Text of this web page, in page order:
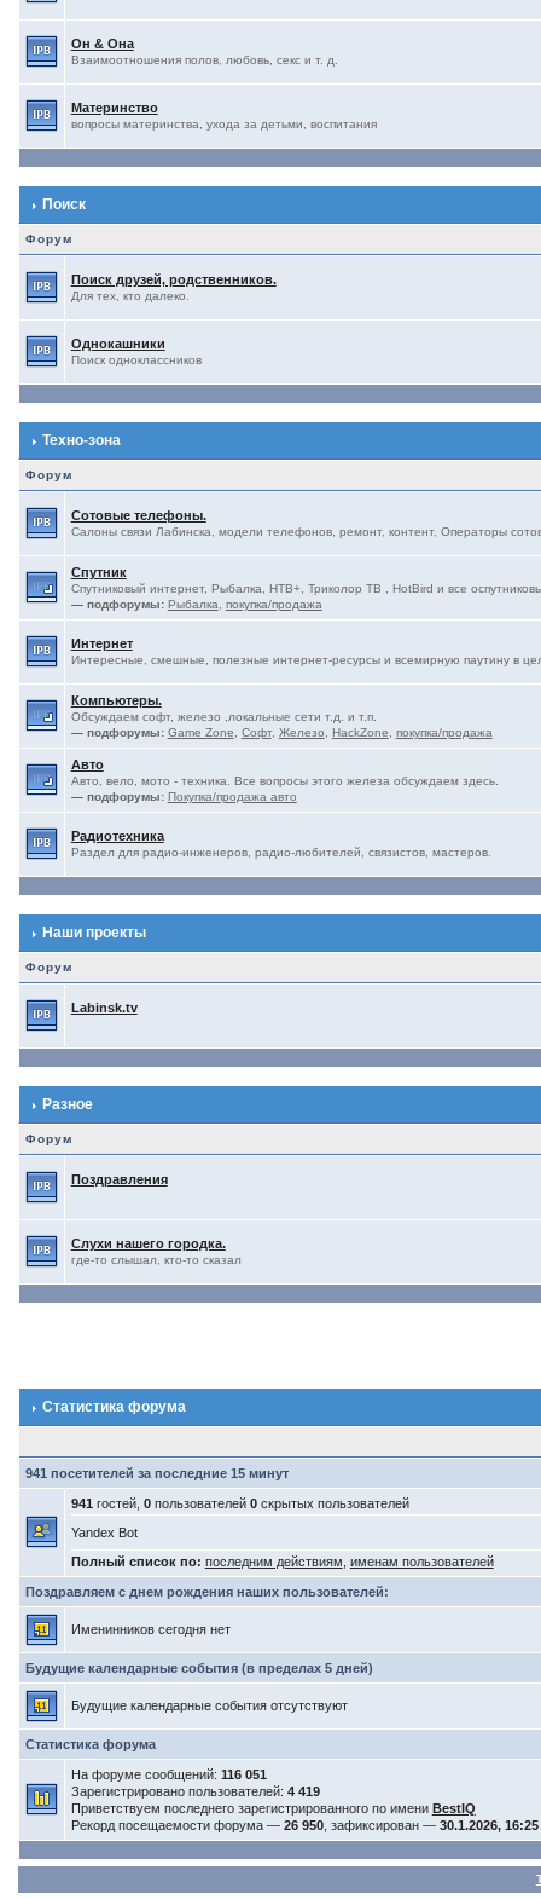
Он & Она
Взаимоотношения полов, любовь, секс и т. д.
Материнство
вопросы материнства, ухода за детьми, воспитания
Поиск
Форум
Поиск друзей, родственников.
Для тех, кто далеко.
Однокашники
Поиск одноклассников
Техно-зона
Форум
Сотовые телефоны.
Салоны связи Лабинска, модели телефонов, ремонт, контент, Операторы
Спутник
Спутниковый интернет, Рыбалка, НТВ+, Триколор ТВ , HotBird и все
— подфорумы: Рыбалка покупка/продажа
Интернет
Интересные, смешные, полезные интернет-ресурсы и всемирную паутину в
Компьютеры.
Обсуждаем софт, железо ,локальные сети т.д. и т.п.
— подфорумы: Game Zone Софт, Железо HackZone покупка/продажа
Авто
Авто, вело, мото - техника. Все вопросы этого железа обсуждаем здесь.
— подфорумы: Покупка/продажа авто
Радиотехника
Раздел для радио-инженеров, радио-любителей, связистов, мастеров.
Наши проекты
Форум
Labinsk.tv
Разное
Форум
Поздравления
Слухи нашего городка.
где-то слышал, кто-то сказал
Статистика форума
941 посетителей за последние 15 минут
941 гостей, 0пользователей 0скрытых пользователей
Yandex Bot
Полный список по: последним действиям именам пользователей
Поздравляем с днем рождения наших пользователей:
Именинников сегодня нет
Будущие календарные события (в пределах 5 дней)
Будущие календарные события отсутствуют
Статистика форума
На форуме сообщений: 116 051
Зарегистрировано пользователей: 4 419
Приветствуем последнего зарегистрированного по имени BestIQ
Рекорд посещаемости форума — 26 950, зафиксирован — 30.1.2026, 16:25